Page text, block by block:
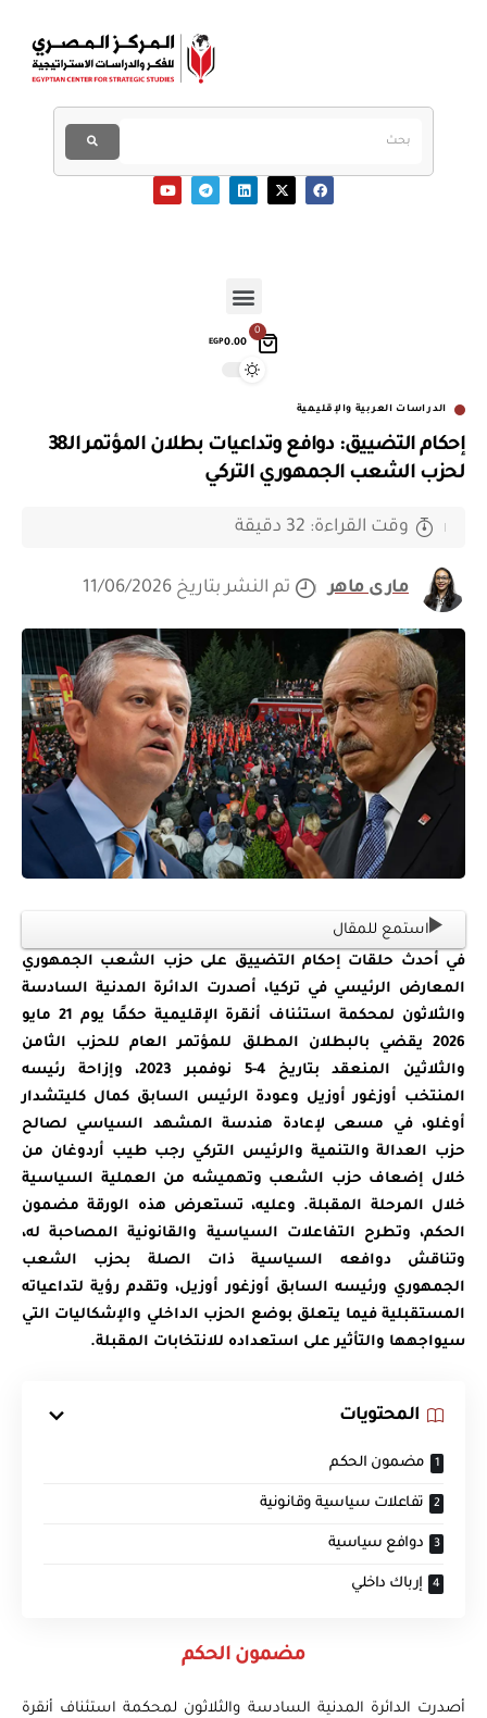
0
EGP0.00
الدراسات العربية والإقليمية
إحكام التضييق: دوافع وتداعيات بطلان المؤتمر الـ38
لحزب الشعب الجمهوري التركي
مارى ماهر تم النشر بتاريخ 11/06/2026
وقت القراءة: 32 دقيقة
استمع للمقال
في أحدث حلقات إحكام التضييق على حزب الشعب الجمهوري
المعارض الرئيسي في تركيا، أصدرت الدائرة المدنية السادسة
والثلاثون لمحكمة استئناف أنقرة الإقليمية حكمًا يوم 21 مايو
2026 يقضي بالبطلان المطلق للمؤتمر العام للحزب الثامن
والثلاثين المنعقد بتاريخ 4-5 نوفمبر 2023، وإزاحة رئيسه
المنتخب أوزغور أوزيل وعودة الرئيس السابق كمال كليتشدار
أوغلو، في مسعى لإعادة هندسة المشهد السياسي لصالح
حزب العدالة والتنمية والرئيس التركي رجب طيب أردوغان من
خلال إضعاف حزب الشعب وتهميشه من العملية السياسية
خلال المرحلة المقبلة. وعليه، تستعرض هذه الورقة مضمون
الحكم، وتطرح التفاعلات السياسية والقانونية المصاحبة له،
وتناقش دوافعه السياسية ذات الصلة بحزب الشعب
الجمهوري ورئيسه السابق أوزغور أوزيل، وتقدم رؤية لتداعياته
المستقبلية فيما يتعلق بوضع الحزب الداخلي والإشكاليات التي
سيواجهها والتأثير على استعداده للانتخابات المقبلة.
المحتويات
مضمون الحكم
تفاعلات سياسية وقانونية
دوافع سياسية
إرباك داخلي
مضمون الحكم
أصدرت الدائرة المدنية السادسة والثلاثون لمحكمة استئناف أنقرة